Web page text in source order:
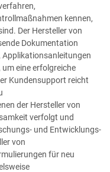
kennen,
Der Hersteller von
Dokumentation
Applikationsanleitungen
eine erfolgreiche
Kundensupport reicht
der Hersteller von
verfolgt und
und Entwicklungs-
von
für neu